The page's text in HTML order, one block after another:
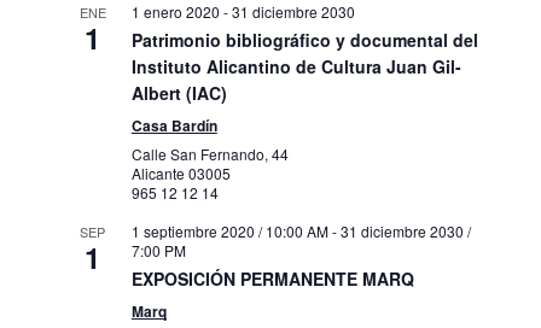
ENE
1
1 enero 2020 -31 diciembre 2030
Patrimonio bibliográfico y documental del
Instituto Alicantino de Cultura Juan Gil-
Albert (IAC)
Casa Bardín
Calle San Fernando, 44
Alicante 03005
965 12 12 14
SEP
1
1 septiembre 2020 / 10:00 AM-31 diciembre 2030 /
7:00 PM
EXPOSICIÓN PERMANENTE MARQ
Marq